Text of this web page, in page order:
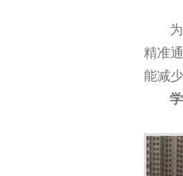
精准
能减